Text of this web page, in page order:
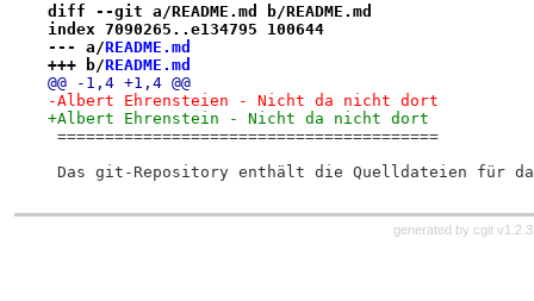
diff --git a/README.md b/README.md
index 7090265..e134795 100644
--- a/README.md
+++ b/README.md
@@ -1,4 +1,4 @@
-Albert Ehrensteien - Nicht da nicht dort
+Albert Ehrenstein - Nicht da nicht dort
========================================
Das git-Repository enthält die Quelldateien für
generated by cgit v1.2.3